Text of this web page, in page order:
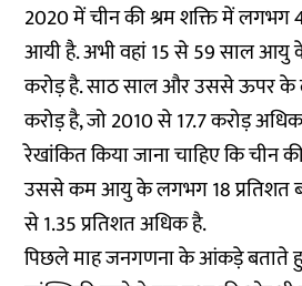
2020 में चीन की श्रम शक्ति में लगभग
आयी है. अभी वहां 15 से 59 साल आयु
करोड़ है. साठ साल और उससे ऊपर के
करोड़ है, जो 2010 से 17.7 करोड़
रेखांकित किया जाना चाहिए कि चीन
उससे कम आयु के लगभग 18 प्रतिशत
से 1.35 प्रतिशत अधिक है.
पिछले माह जनगणना के आंकड़े बताते हुए